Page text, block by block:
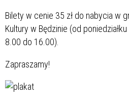
Bilety w cenie 35 zł do nabycia w
Kultury w Będzinie (od
8.00 do 16.00).
Zapraszamy!